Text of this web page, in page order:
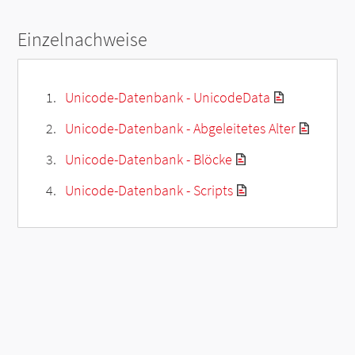
Einzelnachweise
Unicode-Datenbank - UnicodeData
Unicode-Datenbank - Abgeleitetes Alter
Unicode-Datenbank - Blöcke
Unicode-Datenbank - Scripts